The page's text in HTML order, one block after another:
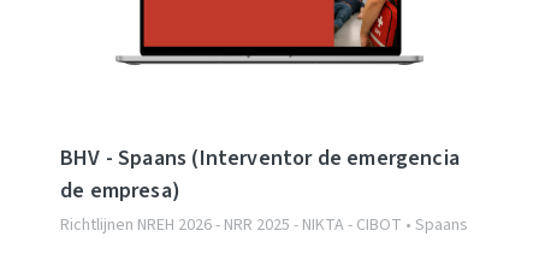
BHV - Spaans (Interventor de emergencia
de empresa)
Richtlijnen NREH 2026 - NRR 2025 - NIKTA - CIBOT • Spaans